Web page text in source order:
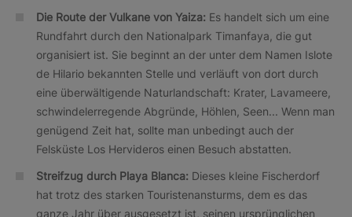
Die Route der Vulkane von Yaiza: Es handelt sich um eine
Rundfahrt durch den Nationalpark Timanfaya, die gut
organisiert ist. Sie beginnt an der unter dem Namen Islote
de Hilario bekannten Stelle und verläuft von dort durch
eine überwältigende Naturlandschaft: Krater, Lavameere,
schwindelerregende Abgründe, Höhlen, Seen... Wenn man
genügend Zeit hat, sollte man unbedingt auch der
Felsküste Los Hervideros einen Besuch abstatten.
Streifzug durch Playa Blanca: Dieses kleine Fischerdorf
hat trotz des starken Touristenansturms, dem es das
ganze Jahr über ausgesetzt ist, seinen ursprünglichen